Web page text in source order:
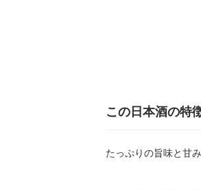
この日本酒の特
たっぷりの旨味と甘